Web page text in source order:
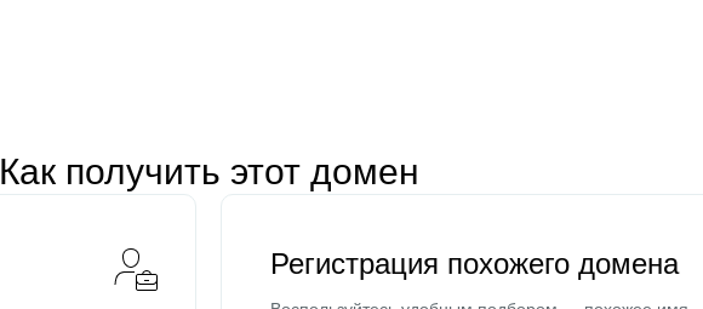
Как получить этот домен
Регистрация похожего домена